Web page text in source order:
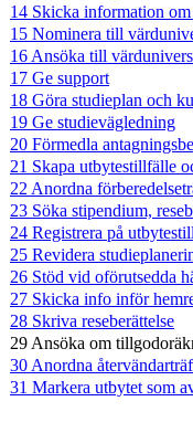
14 Skicka information
15 Nominera till
16 Ansöka till
17 Ge support
18 Göra studieplan och
19 Ge studievägledning
20 Förmedla
21 Skapa utbytestillfälle
22 Anordna
23 Söka stipendium,
24 Registrera på
25 Revidera
26 Stöd vid oförutsedda
27 Skicka info inför
28 Skriva reseberättelse
29 Ansöka om
30 Anordna
31 Markera utbytet som